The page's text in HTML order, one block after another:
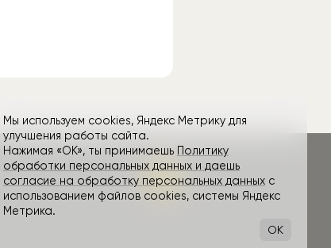
Мы используем cookies, Яндекс Метрику для
улучшения работы сайта.
Нажимая «ОК», ты принимаешь Политику
обработки персональных данных и даешь
согласие на обработку персональных данныхс
использованием файлов cookies, системы Яндекс
Метрика.
OK